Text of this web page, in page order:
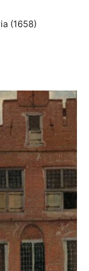
(1658)